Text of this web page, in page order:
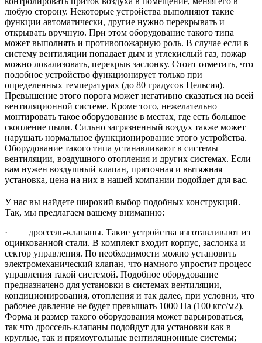
любую сторону. Некоторые устройства выполняют такие
функции автоматически, другие нужно перекрывать и
открывать вручную. При этом оборудование такого типа
может выполнять и противопожарную роль. В случае если в
систему вентиляции попадает дым и углекислый газ, пожар
можно локализовать, перекрыв заслонку. Стоит отметить, что
подобное устройство функционирует только при
определенных температурах (до 80 градусов Цельсия).
Превышение этого порога может негативно сказаться на всей
вентиляционной системе. Кроме того, нежелательно
монтировать такое оборудование в местах, где есть большое
скопление пыли. Сильно загрязненный воздух также может
нарушать нормальное функционирование этого устройства.
Оборудование такого типа устанавливают в системы
вентиляции, воздушного отопления и других системах. Если
вам нужен воздушный клапан, приточная и вытяжная
установка, цена на них в нашей компании подойдет для вас.
У нас вы найдете широкий выбор подобных конструкций.
Так, мы предлагаем вашему вниманию:
· дроссель-клапаны. Такие устройства изготавливают из
оцинкованной стали. В комплект входит корпус, заслонка и
сектор управления. По необходимости можно установить
электромеханический клапан, что намного упростит процесс
управления такой системой. Подобное оборудование
предназначено для установки в системах вентиляции,
кондиционирования, отопления и так далее, при условии, что
рабочее давление не будет превышать 1000 Па (100 кгс/м2).
Форма и размер такого оборудования может варьироваться,
так что дроссель-клапаны подойдут для установки как в
круглые, так и прямоугольные вентиляционные системы;